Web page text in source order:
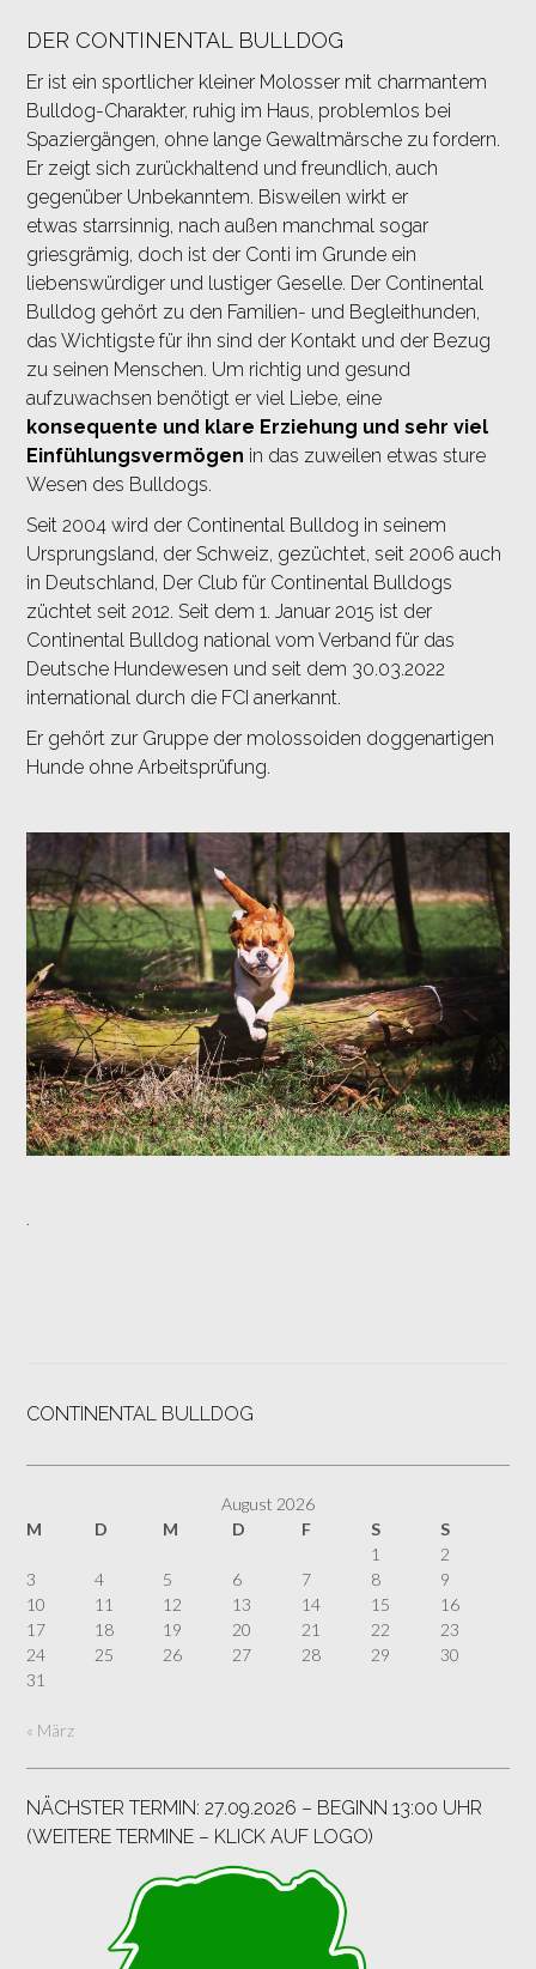
DER CONTINENTAL BULLDOG
Er ist ein sportlicher kleiner Molosser mit charmantem
Bulldog-Charakter, ruhig im Haus, problemlos bei
Spaziergängen, ohne lange Gewaltmärsche zu fordern.
Er zeigt sich zurückhaltend und freundlich, auch
gegenüber Unbekanntem. Bisweilen wirkt er
etwas starrsinnig, nach außen manchmal sogar
griesgrämig, doch ist der Conti im Grunde ein
liebenswürdiger und lustiger Geselle. Der Continental
Bulldog gehört zu den Familien- und Begleithunden,
das Wichtigste für ihn sind der Kontakt und der Bezug
zu seinen Menschen. Um richtig und gesund
aufzuwachsen benötigt er viel Liebe, eine
konsequente und klare Erziehung und sehr viel
Einfühlungsvermögen in das zuweilen etwas sture
Wesen des Bulldogs.
Seit 2004 wird der Continental Bulldog in seinem
Ursprungsland, der Schweiz, gezüchtet, seit 2006 auch
in Deutschland, Der Club für Continental Bulldogs
züchtet seit 2012. Seit dem 1. Januar 2015 ist der
Continental Bulldog national vom Verband für das
Deutsche Hundewesen und seit dem 30.03.2022
international durch die FCI anerkannt.
Er gehört zur Gruppe der molossoiden doggenartigen
Hunde ohne Arbeitsprüfung.
.
CONTINENTAL BULLDOG
August 2026
M
D M D F S
S
1
2
3
4 5 6 7 8
9
10
11 12 13 14 15
16
17
18 19 20 21 22
23
24
25 26 27 28 29
30
31
« März
NÄCHSTER TERMIN: 27.09.2026 – BEGINN 13:00 UHR
(WEITERE TERMINE – KLICK AUF LOGO)